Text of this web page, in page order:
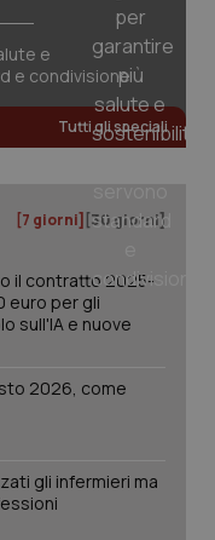
e
e condivisione
Tutti gli speciali
[7 giorni] [30 giorni]
il contratto 2025-
euro per gli
sull'IA e nuove
2026, come
gli infermieri ma
www.quotidianosanita.it
2
Google LLC